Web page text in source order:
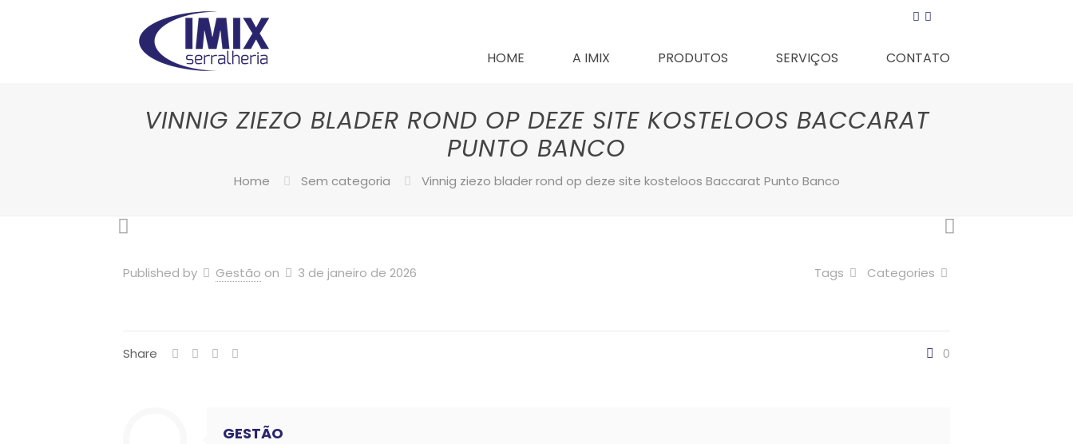
HOME A IMIX PRODUTOS SERVIÇOS CONTATO
VINNIG ZIEZO BLADER ROND OP DEZE SITE KOSTELOOS BACCARAT
PUNTO BANCO
Home Sem categoria Vinnig ziezo blader rond op deze site kosteloos Baccarat Punto Banco
Published by Gestão on 3 de janeiro de 2026 Categories
Tags
Share 0
GESTÃO